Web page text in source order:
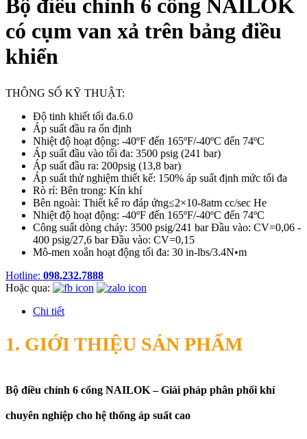
Bộ điều chỉnh 6 cổng NAILOK
có cụm van xả trên bảng điều
khiển
THÔNG SỐ KỸ THUẬT:
Độ tinh khiết tối đa.6.0
Áp suất đầu ra ổn định
Nhiệt độ hoạt động: -40ºF đến 165ºF/-40ºC đến 74ºC
Áp suất đầu vào tối đa: 3500 psig (241 bar)
Áp suất đầu ra: 200psig (13,8 bar)
Áp suất thử nghiệm thiết kế: 150% áp suất định mức tối đa
Rò rỉ: Bên trong: Kín khí
Bên ngoài: Thiết kế ro đáp ứng≤2×10-8atm cc/sec He
Nhiệt độ hoạt động: -40ºF đến 165ºF/-40ºC đến 74ºC
Công suất dòng chảy: 3500 psig/241 bar Đầu vào: CV=0,06 -
400 psig/27,6 bar Đầu vào: CV=0,15
Mô-men xoắn hoạt động tối đa: 30 in-lbs/3.4N•m
Hotline: 098.232.7888
Hoặc qua:
Chi tiết
1. GIỚI THIỆU SẢN PHẨM
Bộ điều chỉnh 6 cổng NAILOK – Giải pháp phân phối khí
chuyên nghiệp cho hệ thống áp suất cao